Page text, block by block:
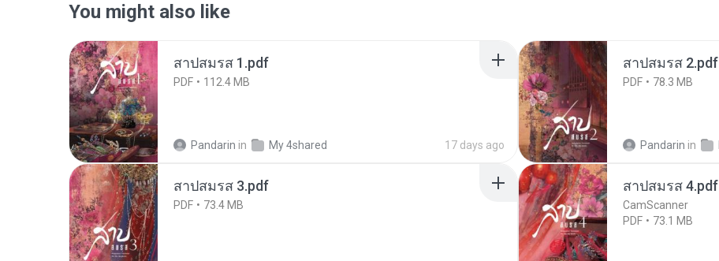
You might also like
สาปสมรส 1.pdf
PDF 112.4 MB
Pandarin in My 4shared 17 days ago
สาปสมรส 2.pdf
PDF 78.3 MB
Pandarin in
สาปสมรส 3.pdf
PDF 73.4 MB
สาปสมรส 4.pdf
CamScanner
PDF
73.1 MB